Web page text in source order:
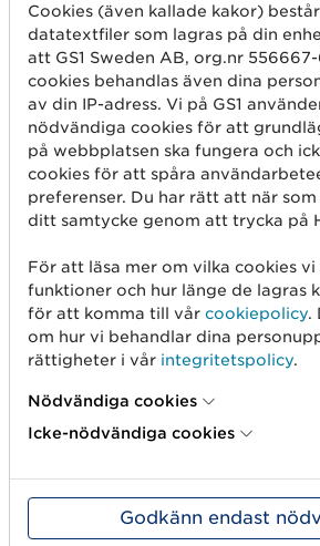
PRESSURE_STEAM
PROTEIN_BINDERS
PULLED
PURIFY_SMOKE
READY_TO_DRINK
READY_TO_EAT
Cookies (även kallade kakor)
datatextfiler som lagras på din
att GS1 Sweden AB, org.nr
cookies behandlas även dina
av din IP-adress. Vi på GS1
nödvändiga cookies för att
på webbplatsen ska fungera och
cookies för att spåra
preferenser. Du har rätt att när
ditt samtycke genom att trycka på
För att läsa mer om vilka cookies vi
funktioner och hur länge de lagras
för att komma till vår cookiepolicy.
om hur vi behandlar dina
rättigheter i vår integritetspolicy.
Nödvändiga cookies
Icke-nödvändiga cookies
Godkänn endast